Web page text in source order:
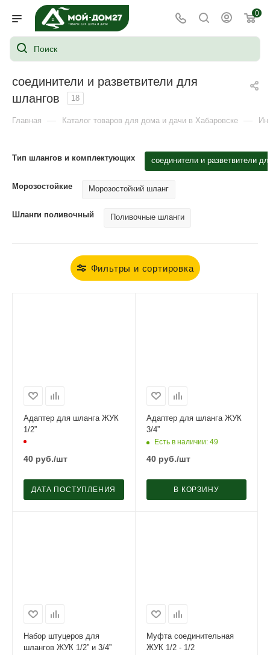
0
соединители и разветвители для
шлангов
18
Главная — Каталог товаров для дома и дачи в Хабаровске —
Тип шлангов и комплектующих соединители и разветвители
Морозостойкие Морозостойкий шланг
Шланги поливочный Поливочные шланги
Фильтры и сортировка
Адаптер для шланга ЖУК
1/2”
40 руб./шт
ДАТА ПОСТУПЛЕНИЯ
Адаптер для шланга ЖУК
3/4”
Есть в наличии: 49
40руб./шт
В КОРЗИНУ
Набор штуцеров для
шлангов ЖУК 1/2” и 3/4”
Муфта соединительная
ЖУК 1/2 - 1/2